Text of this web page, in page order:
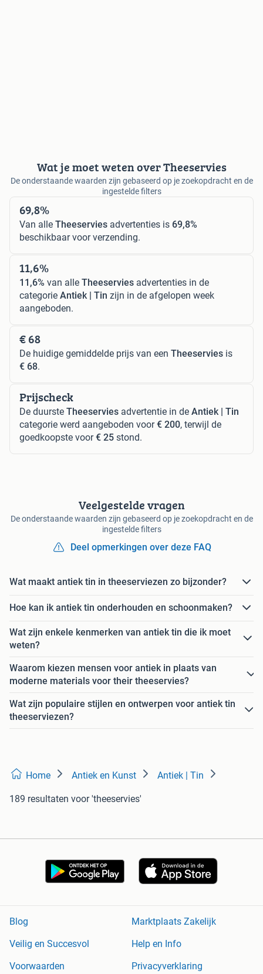
Wat je moet weten over Theeservies
De onderstaande waarden zijn gebaseerd op je zoekopdracht en de
ingestelde filters
69,8%
Van alle Theeservies advertenties is 69,8%
beschikbaar voor verzending.
11,6%
11,6% van alle Theeservies advertenties in de
categorie Antiek | Tin zijn in de afgelopen week
aangeboden.
€ 68
De huidige gemiddelde prijs van een Theeservies is
€ 68.
Prijscheck
De duurste Theeservies advertentie in de Antiek | Tin
categorie werd aangeboden voor€ 200, terwijl de
goedkoopste voor€ 25 stond.
Veelgestelde vragen
De onderstaande waarden zijn gebaseerd op je zoekopdracht en de
ingestelde filters
Deel opmerkingen over deze FAQ
Wat maakt antiek tin in theeserviezen zo bijzonder?
Hoe kan ik antiek tin onderhouden en schoonmaken?
Wat zijn enkele kenmerken van antiek tin die ik moet
weten?
Waarom kiezen mensen voor antiek in plaats van
moderne materials voor their theeservies?
Wat zijn populaire stijlen en ontwerpen voor antiek tin
theeserviezen?
Home Antiek en Kunst Antiek | Tin
189 resultaten voor 'theeservies'
Blog
Marktplaats Zakelijk
Veilig en Succesvol
Help en Info
Voorwaarden
Privacyverklaring